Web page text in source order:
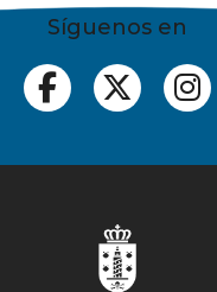
Síguenos en